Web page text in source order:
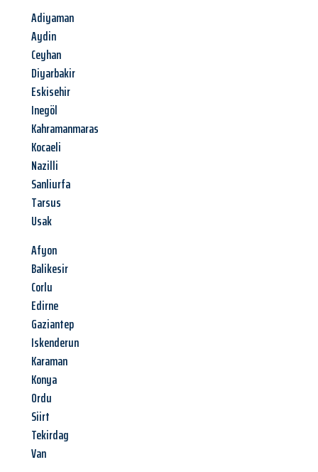
Adiyaman
Aydin
Ceyhan
Diyarbakir
Eskisehir
Inegöl
Kahramanmaras
Kocaeli
Nazilli
Sanliurfa
Tarsus
Usak
Afyon
Balikesir
Corlu
Edirne
Gaziantep
Iskenderun
Karaman
Konya
Ordu
Siirt
Tekirdag
Van